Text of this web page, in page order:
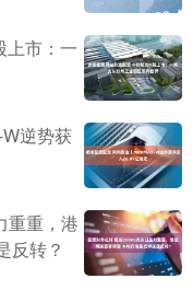
上市：一
逆势获
重重，港
反转？